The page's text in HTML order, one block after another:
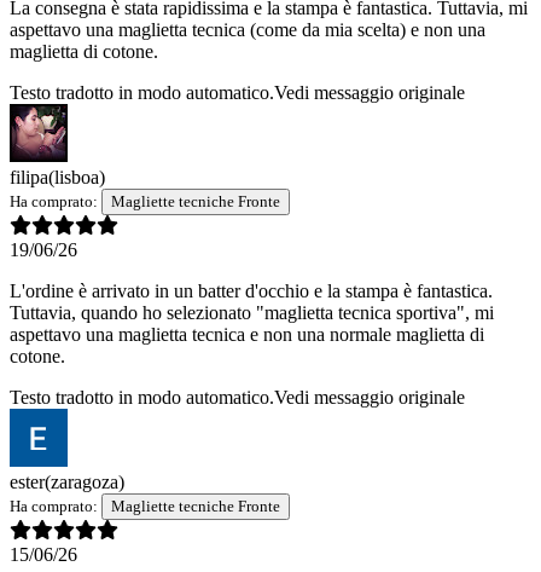
La consegna è stata rapidissima e la stampa è fantastica. Tuttavia, mi
aspettavo una maglietta tecnica (come da mia scelta) e non una
maglietta di cotone.
Testo tradotto in modo automatico.Vedi messaggio originale
filipa(lisboa)
Ha comprato: Magliette tecniche Fronte
19/06/26
L'ordine è arrivato in un batter d'occhio e la stampa è fantastica.
Tuttavia, quando ho selezionato "maglietta tecnica sportiva", mi
aspettavo una maglietta tecnica e non una normale maglietta di
cotone.
Testo tradotto in modo automatico.Vedi messaggio originale
ester(zaragoza)
Ha comprato: Magliette tecniche Fronte
15/06/26